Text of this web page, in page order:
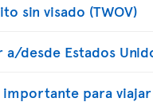
sin visado (TWOV)
a/desde Estados
importante para